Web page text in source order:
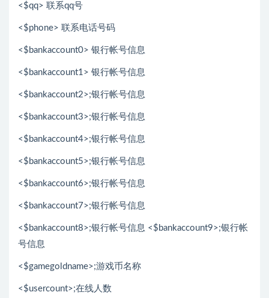
<$qq> 联系qq号
<$phone> 联系电话号码
<$bankaccount0> 银行帐号信息
<$bankaccount1> 银行帐号信息
<$bankaccount2>;银行帐号信息
<$bankaccount3>;银行帐号信息
<$bankaccount4>;银行帐号信息
<$bankaccount5>;银行帐号信息
<$bankaccount6>;银行帐号信息
<$bankaccount7>;银行帐号信息
<$bankaccount8>;银行帐号信息 <$bankaccount9>;银行帐
号信息
<$gamegoldname>;游戏币名称
<$usercount>;在线人数